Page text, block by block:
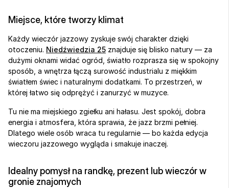
Miejsce, które tworzy klimat
Każdy wieczór jazzowy zyskuje swój charakter dzięki
otoczeniu. Niedźwiedzia 25 znajduje się blisko natury — za
dużymi oknami widać ogród, światło rozprasza się w spokojny
sposób, a wnętrza łączą surowość industrialu z miękkim
światłem świec i naturalnymi dodatkami. To przestrzeń, w
której łatwo się odprężyć i zanurzyć w muzyce.
Tu nie ma miejskiego zgiełku ani hałasu. Jest spokój, dobra
energia i atmosfera, która sprawia, że jazz brzmi pełniej.
Dlatego wiele osób wraca tu regularnie — bo każda edycja
wieczoru jazzowego wygląda i smakuje inaczej.
Idealny pomysł na randkę, prezent lub wieczór w
gronie znajomych